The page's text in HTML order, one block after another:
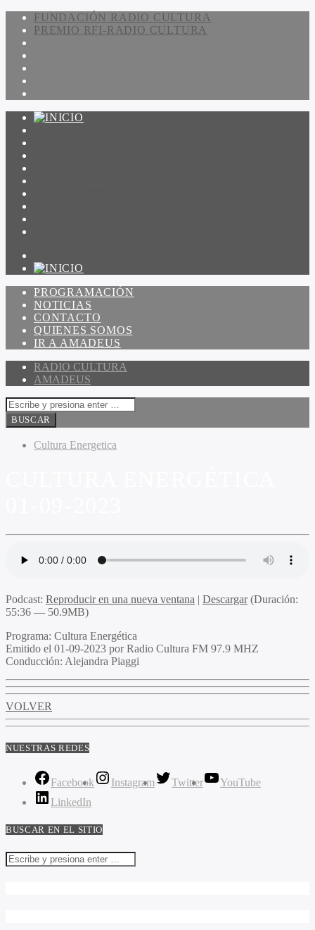
FUNDACIÓN RADIO CULTURA
PREMIO RFI-RADIO CULTURA
PROGRAMACIÓN
NOTICIAS
CONTACTO
QUIENES SOMOS
IR A AMADEUS
RADIO CULTURA
AMADEUS
Cultura Energetica
Podcast: Reproducir en una nueva ventana | Descargar(Duración:
55:36 — 50.9MB)
Programa: Cultura Energética
Emitido el 01-09-2023 por Radio Cultura FM 97.9 MHZ
Conducción: Alejandra Piaggi
VOLVER
NUESTRAS REDES
Facebook Instagram Twitter
YouTube
LinkedIn
BUSCAR EN EL SITIO